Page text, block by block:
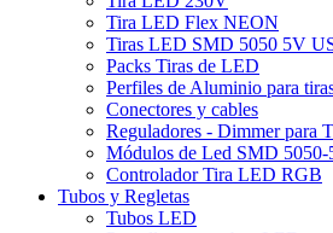
Tira LED Flex NEON
Tiras LED SMD 5050 5V
Packs Tiras de LED
Perfiles de Aluminio para
Conectores y cables
Reguladores - Dimmer para
Módulos de Led SMD 5050-
Controlador Tira LED RGB
Tubos y Regletas
Tubos LED